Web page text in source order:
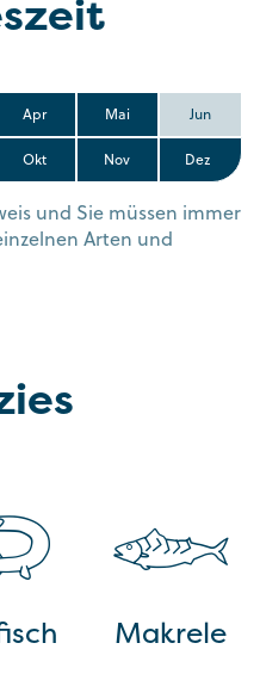
Apr Mai Jun
Okt Nov Dez
und Sie müssen immer
Arten und
Makrele